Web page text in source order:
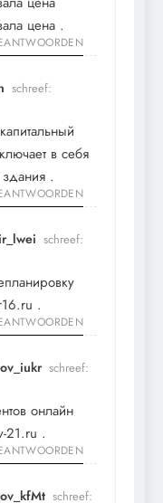
цена .
schreef:
в себя
.
schreef:
.
schreef:
онлайн
21.ru .
schreef: